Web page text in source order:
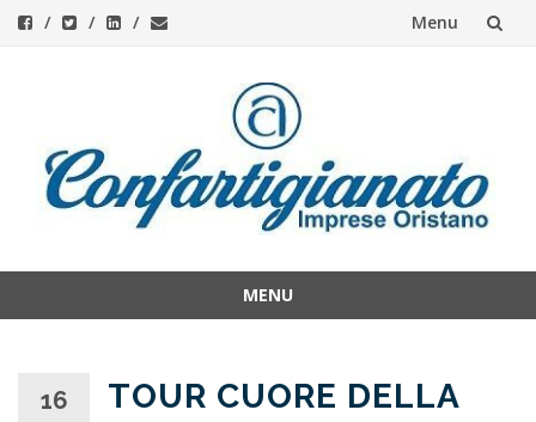
Menu
content
MENU
16
TOUR CUORE DELLA